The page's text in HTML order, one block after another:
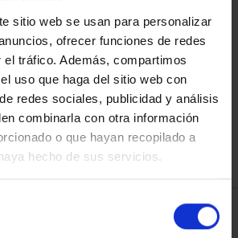
sitio web se usan para personalizar
ofrecer funciones de redes
tráfico. Además, compartimos
uso que haga del sitio web con
redes sociales, publicidad y análisis
combinarla con otra información
o que hayan recopilado a
hecho de sus servicios.
REFINAR